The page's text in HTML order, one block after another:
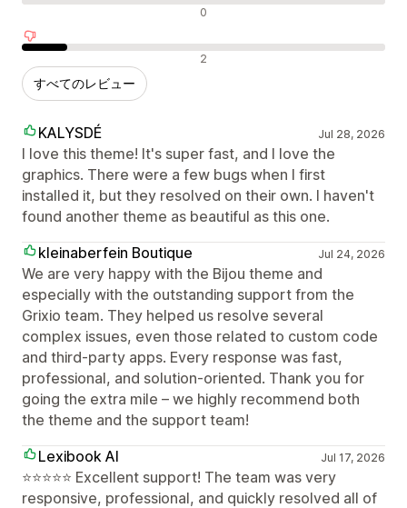
中間的なレビュー 0
否定的なレビュー 2
すべてのレビュー
KALYSDÉ Jul 28, 2026
I love this theme! It's super fast, and I love the
graphics. There were a few bugs when I first
installed it, but they resolved on their own. I haven't
found another theme as beautiful as this one.
kleinaberfein Boutique
Jul 24, 2026
We are very happy with the Bijou theme and
especially with the outstanding support from the
Grixio team. They helped us resolve several
complex issues, even those related to custom code
and third-party apps. Every response was fast,
professional, and solution-oriented. Thank you for
going the extra mile – we highly recommend both
the theme and the support team!
Lexibook AI
Jul 17, 2026
⭐⭐⭐⭐⭐ Excellent support! The team was very
responsive, professional, and quickly resolved all of